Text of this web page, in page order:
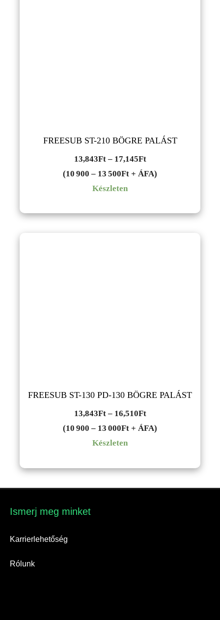
FREESUB ST-210 BÖGRE PALÁST
13,843Ft – 17,145FtÁrtartomány:
13,843Ft
(10 900 – 13 500Ft + ÁFA)
Készleten
FREESUB ST-130 PD-130 BÖGRE PALÁST
13,843Ft – 16,510FtÁrtartomány:
13,843Ft
(10 900 – 13 000Ft + ÁFA)
Készleten
Ismerj meg minket​
Karrierlehetőség
Rólunk